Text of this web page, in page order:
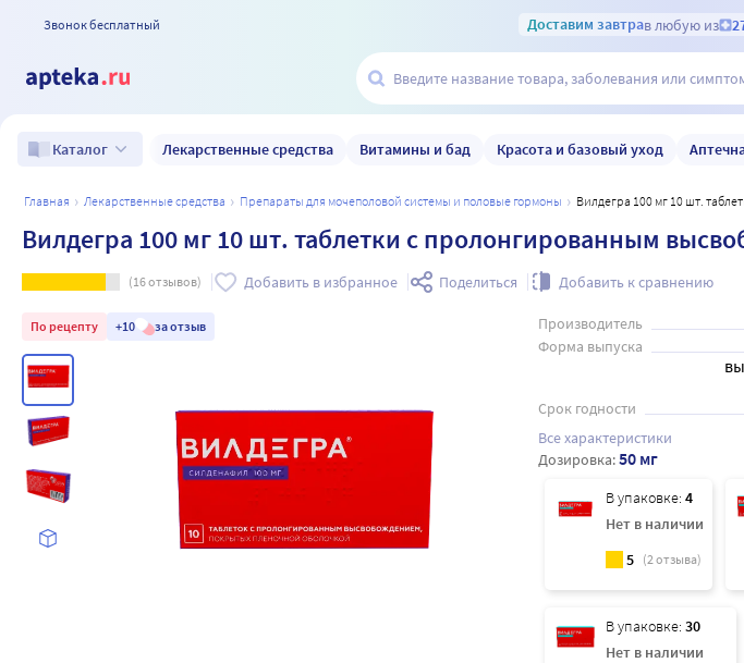
Звонок бесплатный Доставим завтрав любую из
Каталог Лекарственные средства Витамины и бад Красота и базовый уход
главная лекарственные средства препараты для мочеполовой системы и половые гормоны Вилдегра 100 мг 10 шт.
Вилдегра 100 мг 10 шт. таблетки с пролонгированным
(16отзывов) Добавить в избранное Поделиться Добавить к сравнению
По рецепту +10 за отзыв Производитель
Форма выпуска
Срок годности
Все характеристики
Дозировка:50 мг
В упаковке: 4
Нет в наличии
5
(2отзыва)
В упаковке: 30
Нет в наличии